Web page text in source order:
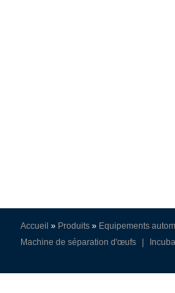
Accueil » Produits » Equipements
Machine de séparation d'œufs